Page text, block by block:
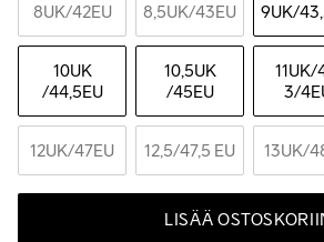
8UK/42EU 8,5UK/43EU 9UK/
10UK
/44,5EU
10,5UK
/45EU
11UK/
3/
12UK/47EU 12,5/47,5 EU 13UK/
LISÄÄ